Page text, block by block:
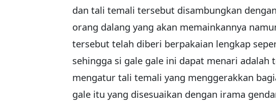
dan tali temali tersebut disambungkan
orang dalang yang akan memainkannya
tersebut telah diberi berpakaian lengkap
sehingga si gale gale ini dapat menari adalah
mengatur tali temali yang menggerakkan
gale itu yang disesuaikan dengan irama